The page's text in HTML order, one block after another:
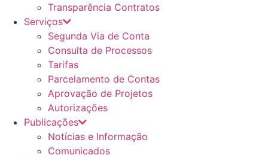
Transparência Contratos
Serviços
Segunda Via de Conta
Consulta de Processos
Tarifas
Parcelamento de Contas
Aprovação de Projetos
Autorizações
Publicações
Notícias e Informação
Comunicados